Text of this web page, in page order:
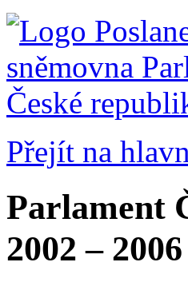
Přejít na
Parlament
2002 – 2006